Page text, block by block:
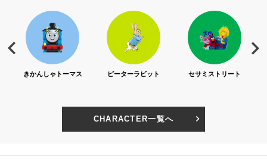
きかんしゃトーマス ピーターラビット セサミストリート
CHARACTER一覧へ